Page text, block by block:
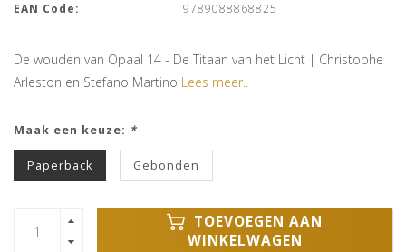
EAN Code: 9789088868825
De wouden van Opaal 14 - De Titaan van het Licht | Christophe
Arleston en Stefano Martino Lees meer..
Maak een keuze: *
Paperback Gebonden
TOEVOEGEN AAN
WINKELWAGEN